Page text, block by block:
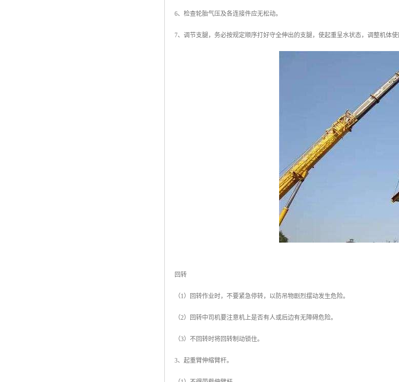
6、检查轮胎气压及各连接件应无松动。
7、调节支腿，务必按规定顺序打好守全伸出的支腿，使起重呈水状态，调整机体
回转
（1）回转作业时，不要紧急停转，以防吊物剧烈摆动发生危险。
（2）回转中司机要注意机上是否有人或后边有无障碍危险。
（3）不回转时将回转制动锁住。
3、起重臂伸缩臂杆。